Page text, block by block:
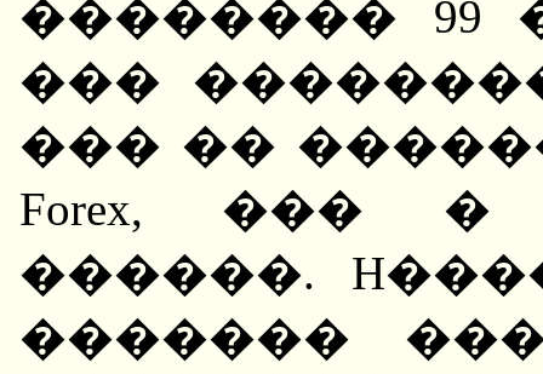
�������� 99
���
��� ��
Forex, ���
������.
�������